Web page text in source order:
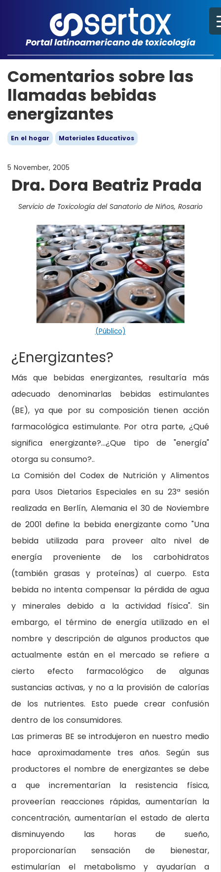
Portal latinoamericano de toxicología
Comentarios sobre las
llamadas bebidas
energizantes
En el hogar Materiales Educativos
5 November, 2005
Dra. Dora Beatriz Prada
Servicio de Toxicología del Sanatorio de Niños, Rosario
(Público)
¿Energizantes?
Más que bebidas energizantes, resultaría más
adecuado denominarlas bebidas estimulantes
(BE), ya que por su composición tienen acción
farmacológica estimulante. Por otra parte, ¿Qué
significa energizante?…¿Que tipo de "energía"
otorga su consumo?..
La Comisión del Codex de Nutrición y Alimentos
para Usos Dietarios Especiales en su 23ª sesión
realizada en Berlín, Alemania el 30 de Noviembre
de 2001 define la bebida energizante como "Una
bebida utilizada para proveer alto nivel de
energía proveniente de los carbohidratos
(también grasas y proteínas) al cuerpo. Esta
bebida no intenta compensar la pérdida de agua
y minerales debido a la actividad física". Sin
embargo, el término de energía utilizado en el
nombre y descripción de algunos productos que
actualmente están en el mercado se refiere a
cierto efecto farmacológico de algunas
sustancias activas, y no a la provisión de calorías
de los nutrientes. Esto puede crear confusión
dentro de los consumidores.
Las primeras BE se introdujeron en nuestro medio
hace aproximadamente tres años. Según sus
productores el nombre de energizantes se debe
a que incrementarían la resistencia física,
proveerían reacciones rápidas, aumentarían la
concentración, aumentarían el estado de alerta
disminuyendo las horas de sueño,
proporcionarían sensación de bienestar,
estimularían el metabolismo y ayudarían a